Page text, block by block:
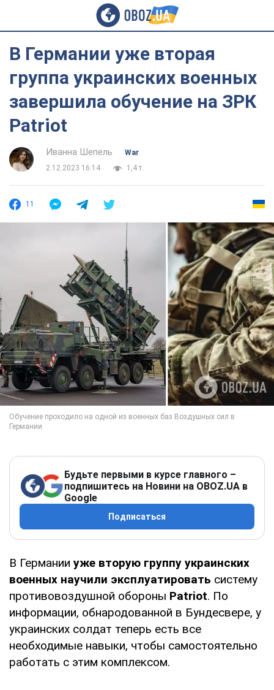
В Германии уже вторая
группа украинских военных
завершила обучение на ЗРК
Patriot
Иванна Шепель
War
2.12.2023 16:14
1,4 т.
11
Будьте первыми в курсе главного –
подпишитесь на Новини на OBOZ.UA в
Google
Подписаться
В Германии уже вторую группу украинских
военных научили эксплуатировать систему
противовоздушной обороны Patriot. По
информации, обнародованной в Бундесвере, у
украинских солдат теперь есть все
необходимые навыки, чтобы самостоятельно
работать с этим комплексом.